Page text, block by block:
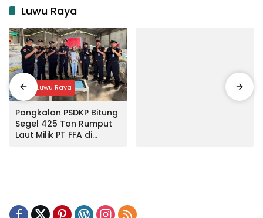
Luwu Raya
Input Luwu Raya
Pangkalan PSDKP Bitung
Segel 425 Ton Rumput
Laut Milik PT FFA di